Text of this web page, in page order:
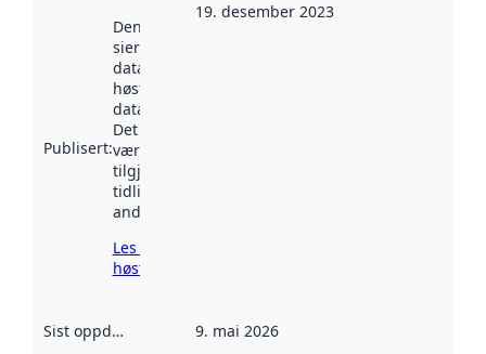
Publisert:
Denne datoen
sier når
datasettet ble
høstet av
data.norge.no.
Det kan ha
vært
tilgjengelig
tidligere
andre steder.
Les mer om
høsting her
19. desember 2023
Sist oppdatert 9. mai 2026